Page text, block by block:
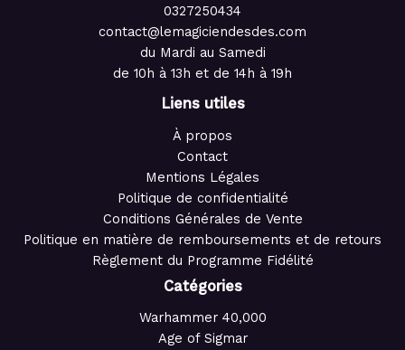
0327250434
contact@lemagiciendesdes.com
du Mardi au Samedi
de 10h à 13h et de 14h à 19h
Liens utiles
À propos
Contact
Mentions Légales
Politique de confidentialité
Conditions Générales de Vente
Politique en matière de remboursements et de retours
Règlement du Programme Fidélité
Catégories
Warhammer 40,000
Age of Sigmar